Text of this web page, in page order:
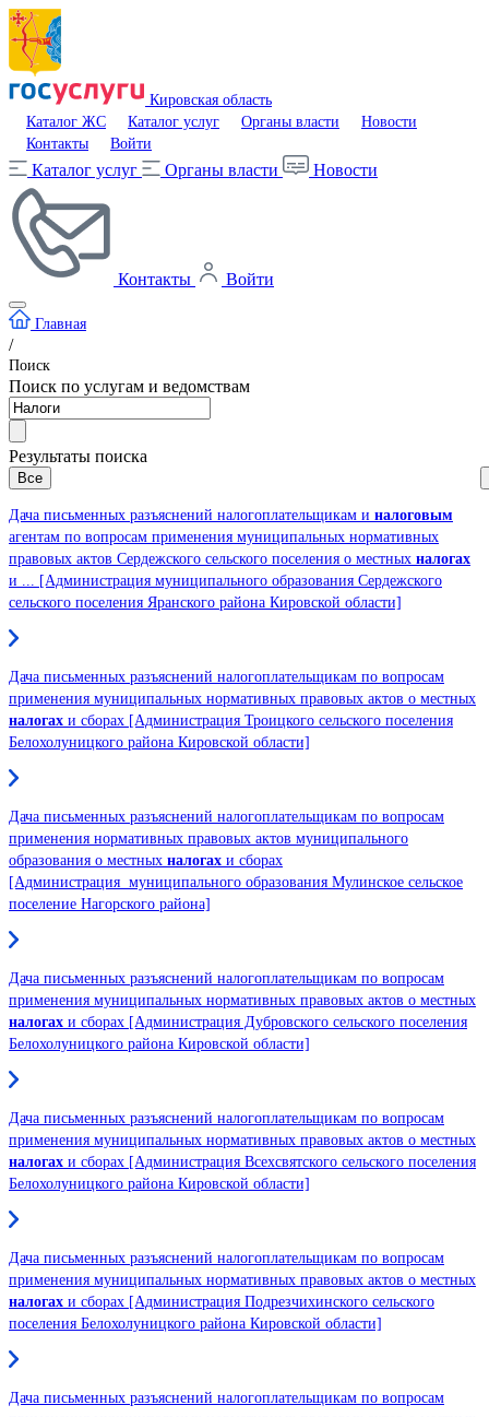
Кировская область
Каталог ЖС
Каталог услуг Органы власти
Новости
Контакты
Войти
Каталог услуг Органы власти Новости
Контакты Войти
Главная
/
Поиск
Поиск по услугам и ведомствам
Результаты поиска
Все
Дача письменных разъяснений налогоплательщикам и налоговым
агентам по вопросам применения муниципальных нормативных
правовых актов Сердежского сельского поселения о местных налогах
и ... [Администрация муниципального образования Сердежского
сельского поселения Яранского района Кировской области]
Дача письменных разъяснений налогоплательщикам по вопросам
применения муниципальных нормативных правовых актов о местных
налогах и сборах [Администрация Троицкого сельского поселения
Белохолуницкого района Кировской области]
Дача письменных разъяснений налогоплательщикам по вопросам
применения нормативных правовых актов муниципального
образования о местных налогах и сборах
[Администрация муниципального образования Мулинское сельское
поселение Нагорского района]
Дача письменных разъяснений налогоплательщикам по вопросам
применения муниципальных нормативных правовых актов о местных
налогах и сборах [Администрация Дубровского сельского поселения
Белохолуницкого района Кировской области]
Дача письменных разъяснений налогоплательщикам по вопросам
применения муниципальных нормативных правовых актов о местных
налогах и сборах [Администрация Всехсвятского сельского поселения
Белохолуницкого района Кировской области]
Дача письменных разъяснений налогоплательщикам по вопросам
применения муниципальных нормативных правовых актов о местных
налогах и сборах [Администрация Подрезчихинского сельского
поселения Белохолуницкого района Кировской области]
Дача письменных разъяснений налогоплательщикам по вопросам